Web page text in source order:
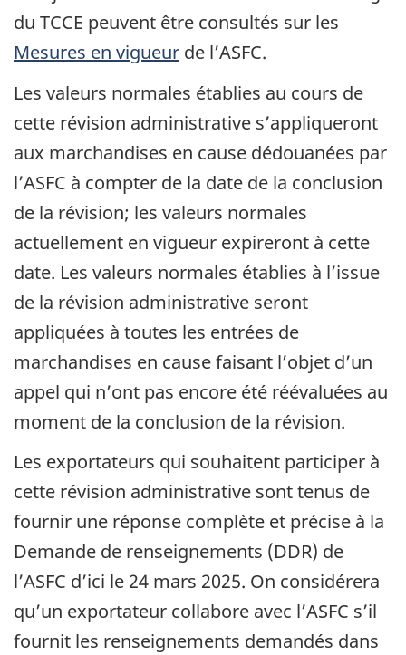
du TCCE peuvent être consultés sur les
Mesures en vigueur de l’ASFC.
Les valeurs normales établies au cours de
cette révision administrative s’appliqueront
aux marchandises en cause dédouanées par
l’ASFC à compter de la date de la conclusion
de la révision; les valeurs normales
actuellement en vigueur expireront à cette
date. Les valeurs normales établies à l’issue
de la révision administrative seront
appliquées à toutes les entrées de
marchandises en cause faisant l’objet d’un
appel qui n’ont pas encore été réévaluées au
moment de la conclusion de la révision.
Les exportateurs qui souhaitent participer à
cette révision administrative sont tenus de
fournir une réponse complète et précise à la
Demande de renseignements (DDR) de
l’ASFC d’ici le 24 mars 2025. On considérera
qu’un exportateur collabore avec l’ASFC s’il
fournit les renseignements demandés dans